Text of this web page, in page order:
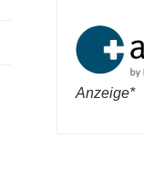
Anzeige*